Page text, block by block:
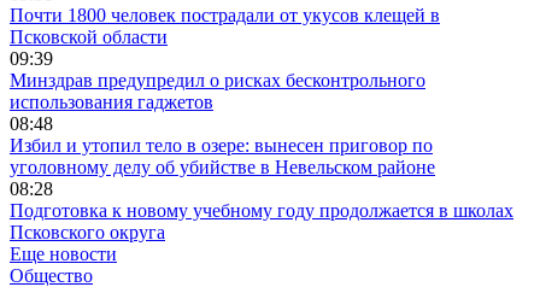
Почти 1800 человек пострадали от укусов клещей в
Псковской области
09:39
Минздрав предупредил о рисках бесконтрольного
использования гаджетов
08:48
Избил и утопил тело в озере: вынесен приговор по
уголовному делу об убийстве в Невельском районе
08:28
Подготовка к новому учебному году продолжается в школах
Псковского округа
Еще новости
Общество